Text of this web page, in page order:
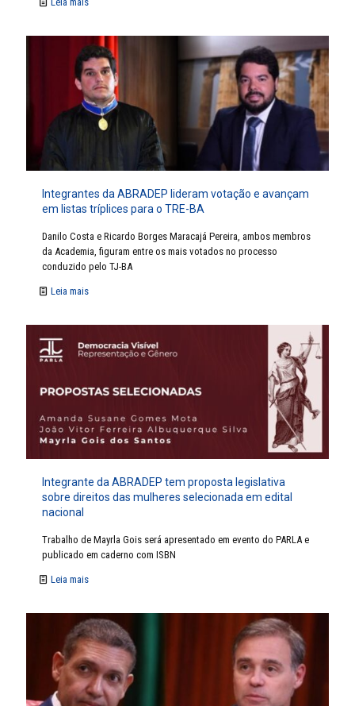
Integrantes da ABRADEP lideram votação e avançam
em listas tríplices para o TRE-BA
Danilo Costa e Ricardo Borges Maracajá Pereira, ambos membros
da Academia, figuram entre os mais votados no processo
conduzido pelo TJ-BA
Leia mais
Integrante da ABRADEP tem proposta legislativa
sobre direitos das mulheres selecionada em edital
nacional
Trabalho de Mayrla Gois será apresentado em evento do PARLA e
publicado em caderno com ISBN
Leia mais